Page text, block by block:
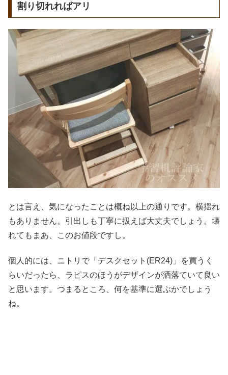
割り切れればアリ
とは言え、気になったことは概ね以上の通りです。横揺れ
もありません。引出しも丁寧に扱えば大丈夫でしょう。壊
れてもまあ、このお値段ですし。
個人的には、ニトリで「デスクセット(ER24)」を買うく
らいだったら、ラピスのほうがデザインが洒落ていて良い
と思います。つまるところ、何を基準に選ぶかでしょう
ね。